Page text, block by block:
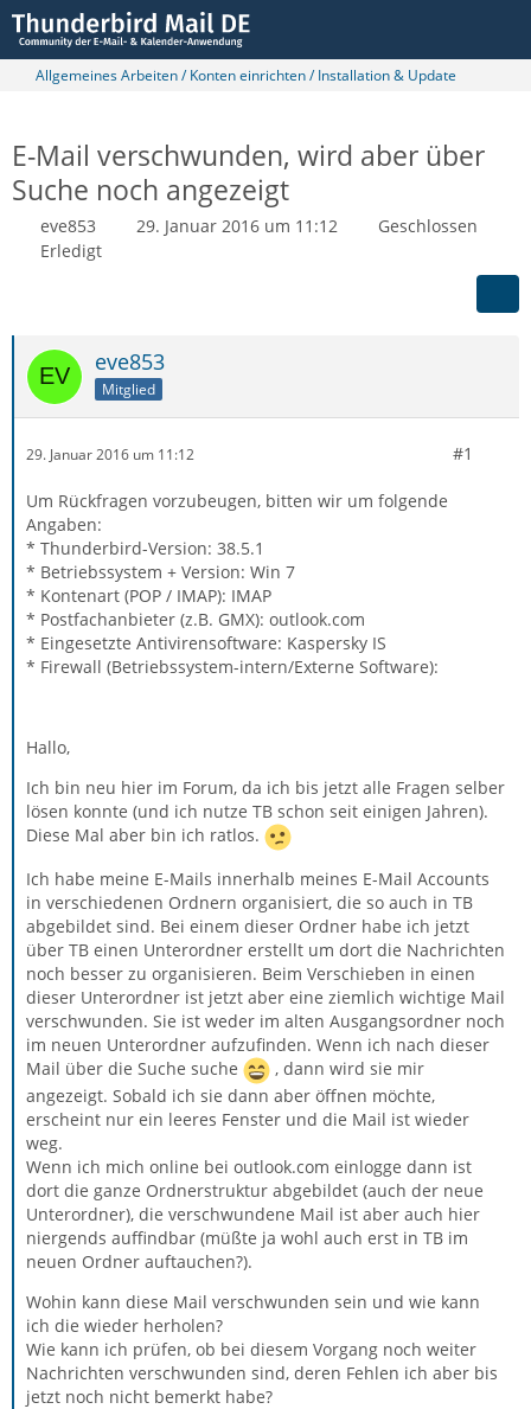
Allgemeines Arbeiten / Konten einrichten / Installation & Update
E-Mail verschwunden, wird aber über
Suche noch angezeigt
eve853 29. Januar 2016 um 11:12
Geschlossen
Erledigt
eve853
Mitglied
29. Januar 2016 um 11:12 #1
Um Rückfragen vorzubeugen, bitten wir um folgende
Angaben:
* Thunderbird-Version: 38.5.1
* Betriebssystem + Version: Win 7
* Kontenart (POP / IMAP): IMAP
* Postfachanbieter (z.B. GMX): outlook.com
* Eingesetzte Antivirensoftware: Kaspersky IS
* Firewall (Betriebssystem-intern/Externe Software):
Hallo,
Ich bin neu hier im Forum, da ich bis jetzt alle Fragen selber
lösen konnte (und ich nutze TB schon seit einigen Jahren).
Diese Mal aber bin ich ratlos.
Ich habe meine E-Mails innerhalb meines E-Mail Accounts
in verschiedenen Ordnern organisiert, die so auch in TB
abgebildet sind. Bei einem dieser Ordner habe ich jetzt
über TB einen Unterordner erstellt um dort die Nachrichten
noch besser zu organisieren. Beim Verschieben in einen
dieser Unterordner ist jetzt aber eine ziemlich wichtige Mail
verschwunden. Sie ist weder im alten Ausgangsordner noch
im neuen Unterordner aufzufinden. Wenn ich nach dieser
Mail über die Suche suche
, dann wird sie mir
angezeigt. Sobald ich sie dann aber öffnen möchte,
erscheint nur ein leeres Fenster und die Mail ist wieder
weg.
Wenn ich mich online bei outlook.com einlogge dann ist
dort die ganze Ordnerstruktur abgebildet (auch der neue
Unterordner), die verschwundene Mail ist aber auch hier
niergends auffindbar (müßte ja wohl auch erst in TB im
neuen Ordner auftauchen?).
Wohin kann diese Mail verschwunden sein und wie kann
ich die wieder herholen?
Wie kann ich prüfen, ob bei diesem Vorgang noch weiter
Nachrichten verschwunden sind, deren Fehlen ich aber bis
jetzt noch nicht bemerkt habe?